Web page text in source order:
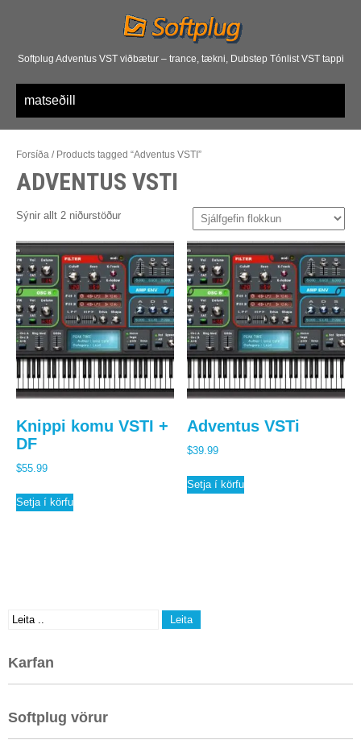
Softplug Adventus VST viðbætur – trance, tækni, Dubstep Tónlist VST tappi
matseðill
Forsíða / Products tagged “Adventus VSTI”
ADVENTUS VSTI
Sýnir allt 2 niðurstöður
Knippi komu VSTI +
DF
$55.99
Setja í körfu
Adventus VSTi
$39.99
Setja í körfu
Karfan
Softplug vörur